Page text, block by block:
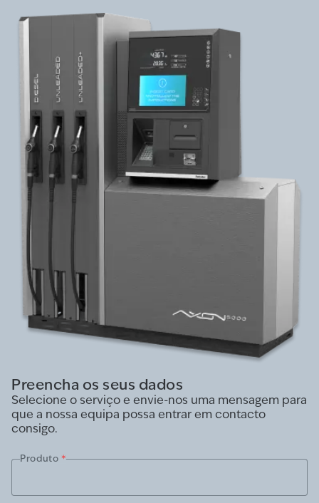
Preencha os seus dados
Selecione o serviço e envie-nos uma mensagem para
que a nossa equipa possa entrar em contacto
consigo.
Produto *